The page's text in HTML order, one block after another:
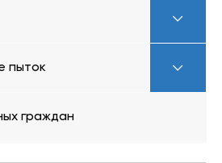
пыток
граждан